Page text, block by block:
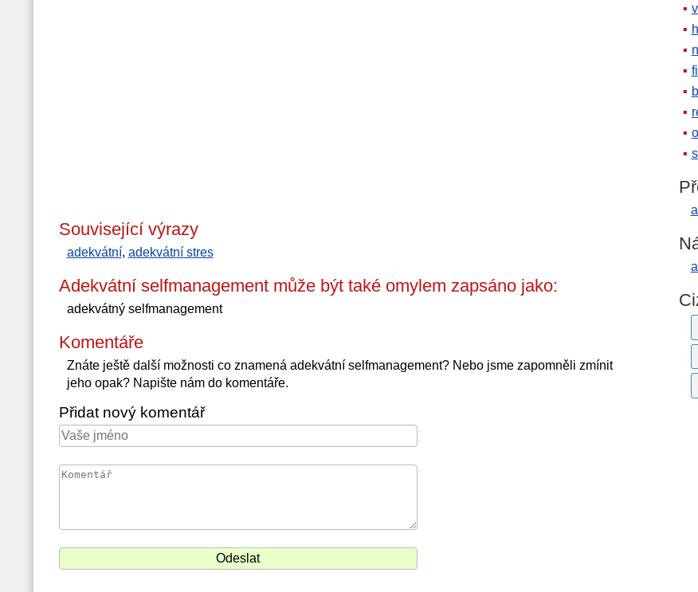
Související výrazy
adekvátní, adekvátní stres
Adekvátní selfmanagement může být také omylem zapsáno jako:
adekvátný selfmanagement
Komentáře
Znáte ještě další možnosti co znamená adekvátní selfmanagement? Nebo jsme zapomněli zmínit
jeho opak? Napište nám do komentáře.
Přidat nový komentář